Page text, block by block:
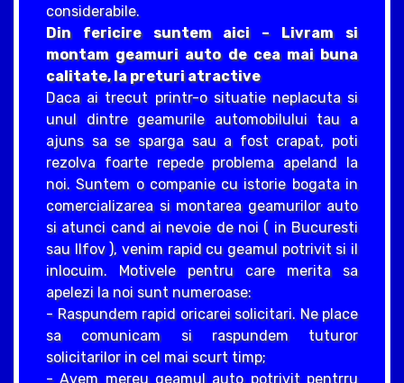
considerabile.
Din fericire suntem aici – Livram si
montam geamuri auto de cea mai buna
calitate, la preturi atractive
Daca ai trecut printr-o situatie neplacuta si
unul dintre geamurile automobilului tau a
ajuns sa se sparga sau a fost crapat, poti
rezolva foarte repede problema apeland la
noi. Suntem o companie cu istorie bogata in
comercializarea si montarea geamurilor auto
si atunci cand ai nevoie de noi ( in Bucuresti
sau Ilfov ), venim rapid cu geamul potrivit si il
inlocuim. Motivele pentru care merita sa
apelezi la noi sunt numeroase:
- Raspundem rapid oricarei solicitari. Ne place
sa comunicam si raspundem tuturor
solicitarilor in cel mai scurt timp;
- Avem mereu geamul auto potrivit pentrru